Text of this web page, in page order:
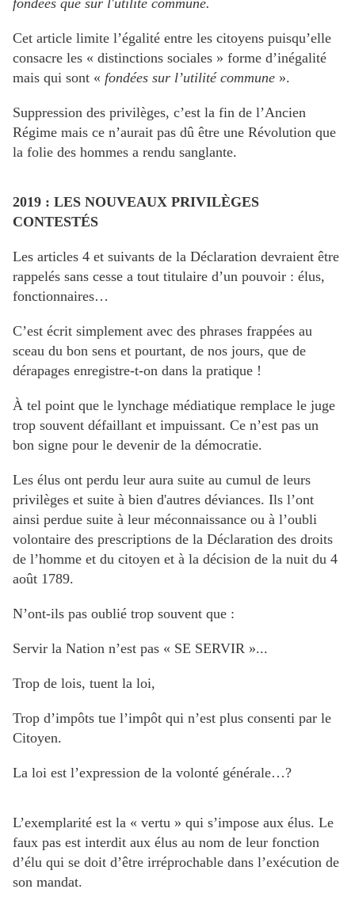
fondées que sur l'utilité commune.
Cet article limite l’égalité entre les citoyens puisqu’elle
consacre les « distinctions sociales » forme d’inégalité
mais qui sont « fondées sur l’utilité commune ».
Suppression des privilèges, c’est la fin de l’Ancien
Régime mais ce n’aurait pas dû être une Révolution que
la folie des hommes a rendu sanglante.
2019 : LES NOUVEAUX PRIVILÈGES
CONTESTÉS
Les articles 4 et suivants de la Déclaration devraient être
rappelés sans cesse a tout titulaire d’un pouvoir : élus,
fonctionnaires…
C’est écrit simplement avec des phrases frappées au
sceau du bon sens et pourtant, de nos jours, que de
dérapages enregistre-t-on dans la pratique !
À tel point que le lynchage médiatique remplace le juge
trop souvent défaillant et impuissant. Ce n’est pas un
bon signe pour le devenir de la démocratie.
Les élus ont perdu leur aura suite au cumul de leurs
privilèges et suite à bien d'autres déviances. Ils l’ont
ainsi perdue suite à leur méconnaissance ou à l’oubli
volontaire des prescriptions de la Déclaration des droits
de l’homme et du citoyen et à la décision de la nuit du 4
août 1789.
N’ont-ils pas oublié trop souvent que :
Servir la Nation n’est pas « SE SERVIR »...
Trop de lois, tuent la loi,
Trop d’impôts tue l’impôt qui n’est plus consenti par le
Citoyen.
La loi est l’expression de la volonté générale…?
L’exemplarité est la « vertu » qui s’impose aux élus. Le
faux pas est interdit aux élus au nom de leur fonction
d’élu qui se doit d’être irréprochable dans l’exécution de
son mandat.